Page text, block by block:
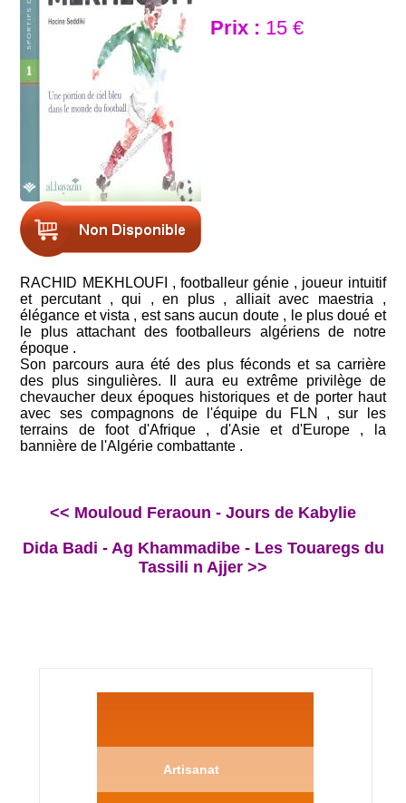
Prix : 15 €
RACHID MEKHLOUFI , footballeur génie , joueur intuitif
et percutant , qui , en plus , alliait avec maestria ,
élégance et vista , est sans aucun doute , le plus doué et
le plus attachant des footballeurs algériens de notre
époque .
Son parcours aura été des plus féconds et sa carrière
des plus singulières. Il aura eu extrême privilège de
chevaucher deux époques historiques et de porter haut
avec ses compagnons de l'équipe du FLN , sur les
terrains de foot d'Afrique , d'Asie et d'Europe , la
bannière de l'Algérie combattante .
<< Mouloud Feraoun - Jours de Kabylie
Dida Badi - Ag Khammadibe - Les Touaregs du
Tassili n Ajjer >>
Artisanat